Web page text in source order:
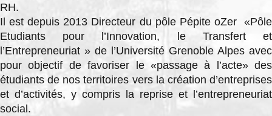
RH.
Il est depuis 2013 Directeur du pôle Pépite oZer «Pôle
Etudiants pour l’Innovation, le Transfert et
l’Entrepreneuriat » de l’Université Grenoble Alpes avec
pour objectif de favoriser le «passage à l’acte» des
étudiants de nos territoires vers la création d’entreprises
et d’activités, y compris la reprise et l’entrepreneuriat
social.